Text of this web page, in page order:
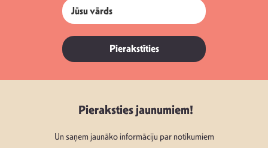
Pierakstīties
Pieraksties jaunumiem!
Un saņem jaunāko informāciju par notikumiem